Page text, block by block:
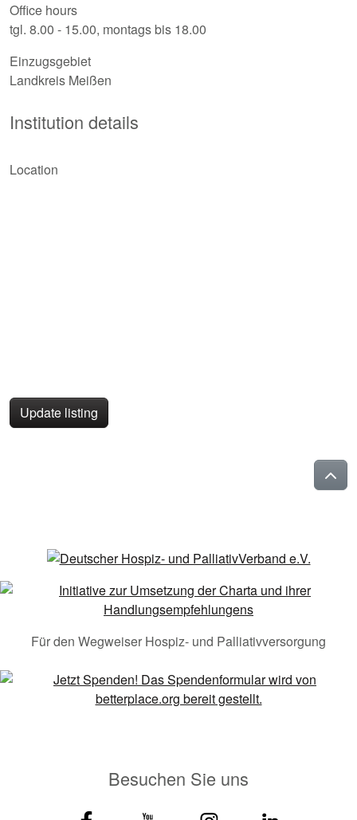
Office hours
tgl. 8.00 - 15.00, montags bis 18.00
Einzugsgebiet
Landkreis Meißen
Institution details
Location
Update listing
Für den Wegweiser Hospiz- und Palliativversorgung
Besuchen Sie uns